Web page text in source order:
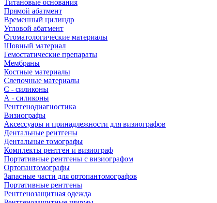
Титановые основания
Прямой абатмент
Временный цилиндр
Угловой абатмент
Стоматологические материалы
Шовный материал
Гемостатические препараты
Мембраны
Костные материалы
Слепочные материалы
C - силиконы
А - силиконы
Рентгенодиагностика
Визиографы
Аксессуары и принадлежности для визиографов
Дентальные рентгены
Дентальные томографы
Комплекты рентген и визиограф
Портативные рентгены с визиографом
Ортопантомографы
Запасные части для ортопантомографов
Портативные рентгены
Рентгенозащитная одежда